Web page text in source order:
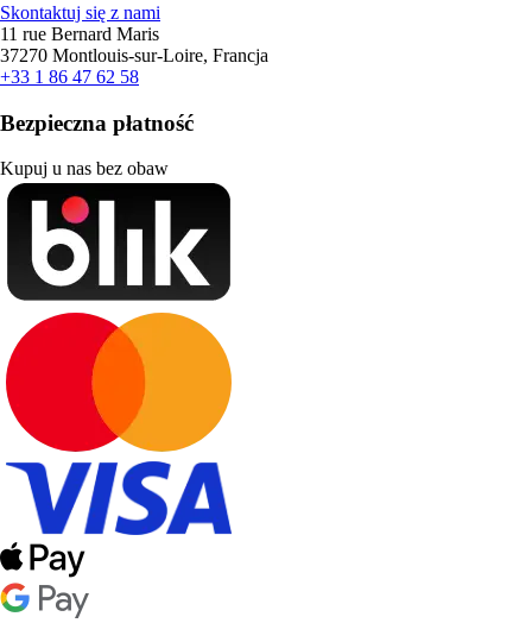
Skontaktuj się z nami
11 rue Bernard Maris
37270 Montlouis-sur-Loire, Francja
+33 1 86 47 62 58
Bezpieczna płatność
Kupuj u nas bez obaw